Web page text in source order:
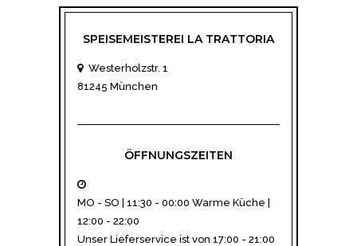
SPEISEMEISTEREI LA TRATTORIA
Westerholzstr. 1
81245 München
ÖFFNUNGSZEITEN
MO - SO | 11:30 - 00:00 Warme Küche |
12:00 - 22:00
Unser Lieferservice ist von 17:00 - 21:00